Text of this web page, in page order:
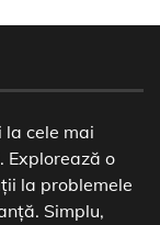
la cele mai
Explorează o
la problemele
Simplu,